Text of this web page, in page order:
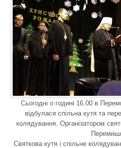
Сьогодні о годині 16.00 в
відбулася спільна кутя та
колядування. Організатором
Святкова кутя і спільне